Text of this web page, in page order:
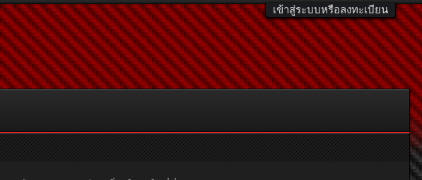
เข้าสู่ระบบหรือลงทะเบียน